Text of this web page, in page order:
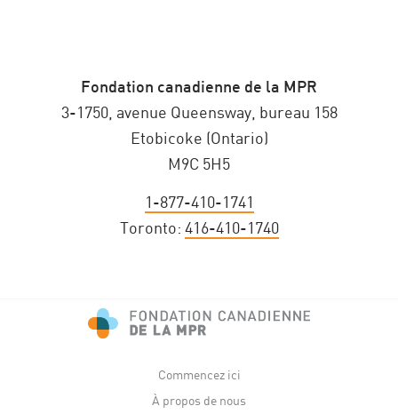
Fondation canadienne de la MPR
3-1750, avenue Queensway, bureau 158
Etobicoke (Ontario)
M9C 5H5
1-877-410-1741
Toronto: 416-410-1740
Commencez ici
À propos de nous